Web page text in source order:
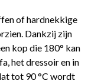
of hardnekkige
Dankzij zijn
kop die 180° kan
het dressoir en in
tot 90 °C wordt